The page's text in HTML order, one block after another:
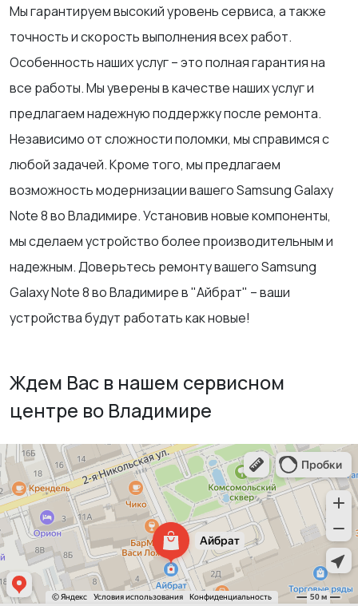
Мы гарантируем высокий уровень сервиса, а также
точность и скорость выполнения всех работ.
Особенность наших услуг – это полная гарантия на
все работы. Мы уверены в качестве наших услуг и
предлагаем надежную поддержку после ремонта.
Независимо от сложности поломки, мы справимся с
любой задачей. Кроме того, мы предлагаем
возможность модернизации вашего Samsung Galaxy
Note 8 во Владимире. Установив новые компоненты,
мы сделаем устройство более производительным и
надежным. Доверьтесь ремонту вашего Samsung
Galaxy Note 8 во Владимире в "Айбрат" – ваши
устройства будут работать как новые!
Ждем Вас в нашем сервисном
центре во Владимире